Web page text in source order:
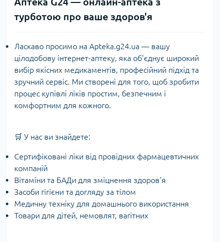
турботою про ваше здоров'я
Ласкаво просимо на Apteka.g24.ua — вашу
цілодобову інтернет-аптеку, яка об'єднує широкий
вибір якісних медикаментів, професійний підхід та
зручний сервіс. Ми створені для того, щоб зробити
процес купівлі ліків простим, безпечним і
комфортним для кожного.
🛒 У нас ви знайдете:
Сертифіковані ліки від провідних фармацевтичних
компаній
Вітаміни та БАДи для зміцнення здоров'я
Засоби гігієни та догляду за тілом
Медичну техніку для домашнього використання
Товари для дітей, немовлят, вагітних